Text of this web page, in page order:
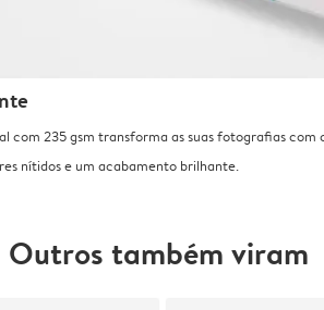
com 235 gsm transforma as suas fotografias com
nítidos e um acabamento brilhante.
Outros também viram